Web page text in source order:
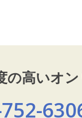
の高いオ